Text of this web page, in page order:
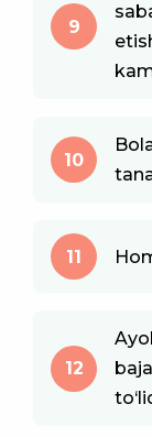
9
10
11
12